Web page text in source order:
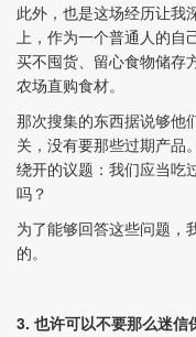
此外，也是这场经历让我
上，作为一个普通人的自
买不囤货、留心食物储存
农场直购食材。
那次搜集的东西据说够
关，没有要那些过期产品
绕开的议题：我们应当吃
吗？
为了能够回答这些问题，
的。
3. 也许可以不要那么迷信